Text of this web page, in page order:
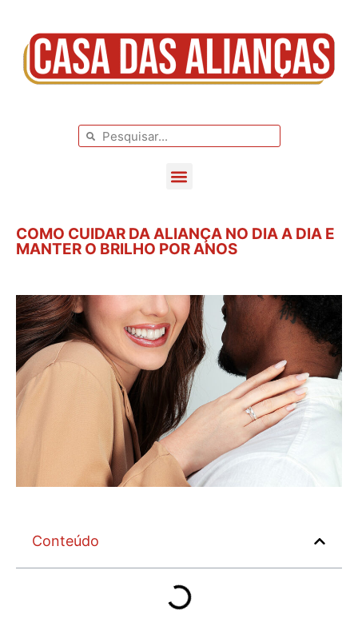
COMO CUIDAR DA ALIANÇA NO DIA A DIA E
MANTER O BRILHO POR ANOS
Conteúdo